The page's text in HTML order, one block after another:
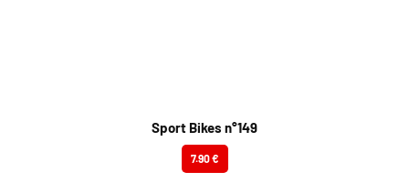
Sport Bikes n°149
7.90 €